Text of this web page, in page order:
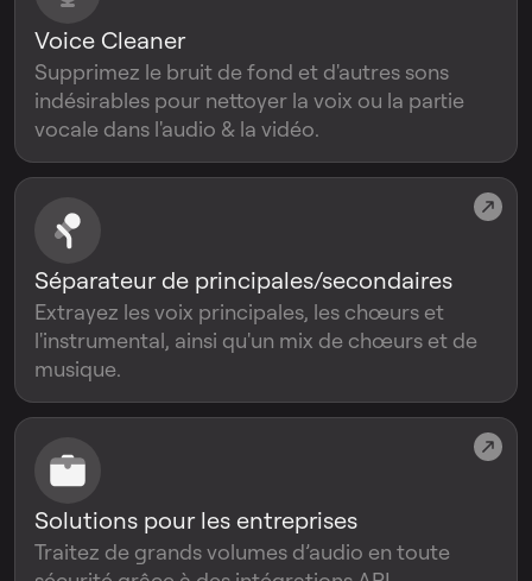
Voice Cleaner
Supprimez le bruit de fond et d'autres sons
indésirables pour nettoyer la voix ou la partie
vocale dans l'audio & la vidéo.
Solutions pour les entreprises
Traitez de grands volumes d’audio en toute
Séparateur de principales/secondaires
Extrayez les voix principales, les chœurs et
l'instrumental, ainsi qu'un mix de chœurs et de
musique.